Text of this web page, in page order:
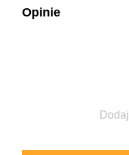
Opinie